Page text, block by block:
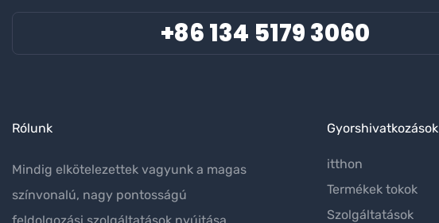
+86 134 5179 3060
Rólunk
Mindig elkötelezettek vagyunk a magas
színvonalú, nagy pontosságú
Gyorshivatkozások
itthon
Termékek tokok
Szolgáltatások